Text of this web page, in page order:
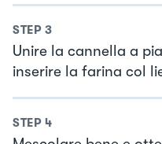
STEP 3
Unire la cannella a
inserire la farina col
STEP 4